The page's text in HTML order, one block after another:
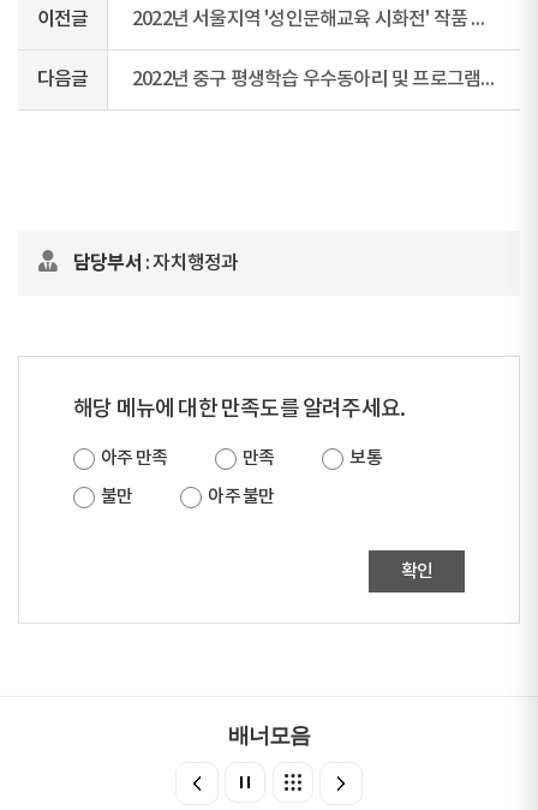
이전글 2022년 서울지역 '성인문해교육 시화전' 작품 공모 안내
다음글 2022년 중구 평생학습 우수동아리 및 프로그램 지원사업 보조금 집행지침 안내
담당부서 : 자치행정과
해당 메뉴에 대한 만족도를 알려주세요.
아주 만족 만족
보통
불만
아주 불만
확인
배너모음